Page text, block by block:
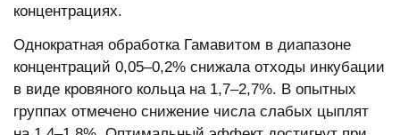
концентрациях.
Однократная обработка Гамавитом в диапазоне
концентраций 0,05–0,2% снижала отходы инкубации
в виде кровяного кольца на 1,7–2,7%. В опытных
группах отмечено снижение числа слабых цыплят